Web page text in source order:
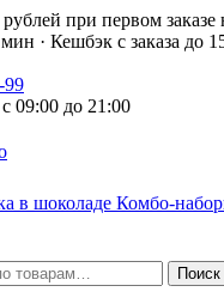
при первом заказе
· Кешбэк с заказа до
99
09:00 до 21:00
в шоколаде Комбо-
Поиск